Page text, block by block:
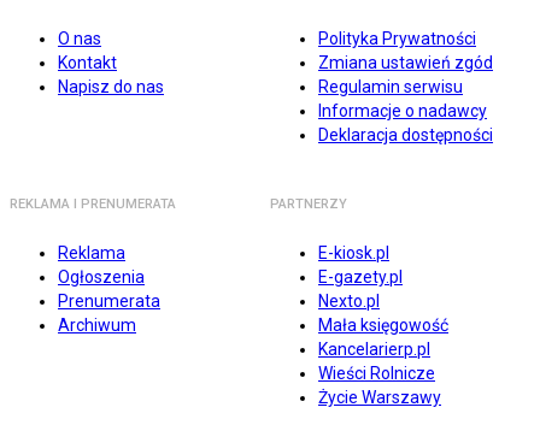
O nas
Kontakt
Napisz do nas
Polityka Prywatności
Zmiana ustawień zgód
Regulamin serwisu
Informacje o nadawcy
Deklaracja dostępności
REKLAMA I PRENUMERATA
Reklama
Ogłoszenia
Prenumerata
Archiwum
PARTNERZY
E-kiosk.pl
E-gazety.pl
Nexto.pl
Mała księgowość
Kancelarierp.pl
Wieści Rolnicze
Życie Warszawy